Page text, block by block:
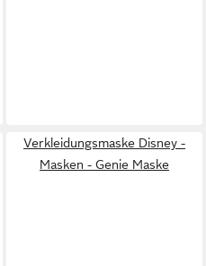
Verkleidungsmaske Disney -
Masken - Genie Maske